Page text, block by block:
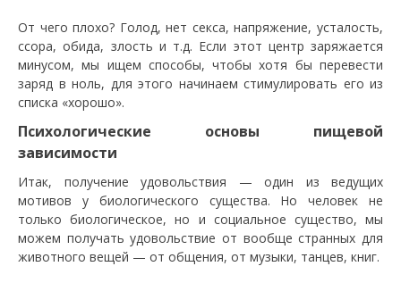
От чего плохо? Голод, нет секса, напряжение, усталость,
ссора, обида, злость и т.д. Если этот центр заряжается
минусом, мы ищем способы, чтобы хотя бы перевести
заряд в ноль, для этого начинаем стимулировать его из
списка «хорошо».
Психологические основы пищевой
зависимости
Итак, получение удовольствия — один из ведущих
мотивов у биологического существа. Но человек не
только биологическое, но и социальное существо, мы
можем получать удовольствие от вообще странных для
животного вещей — от общения, от музыки, танцев, книг.